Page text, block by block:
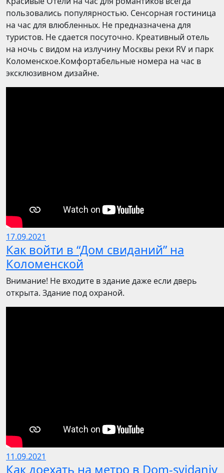
пользовались популярностью. Сенсорная гостиница
на час для влюбленных. Не предназначена для
туристов. Не сдается посуточно. Креативный отель
на ночь с видом на излучину Москвы реки RV и парк
Коломенское.Комфортабельные номера на час в
эксклюзивном дизайне.
17.09.2021
Как войти в “Дом свиданий” на
Коломенской
Внимание! Не входите в здание даже если дверь
открыта. Здание под охраной.
11.09.2021
Как доехать на метро в Dom-svidaniy